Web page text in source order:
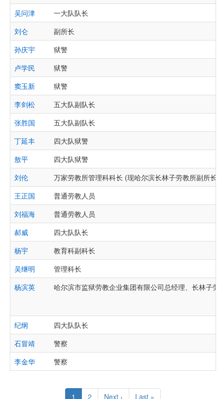
吴问津
一大队队长
刘仑
副所长
孙庆宇
狱警
卢学民
狱警
窦玉新
狱警
李剑松
五大队副队长
张胜国
五大队副队长
丁延丰
四大队狱警
敖平
四大队狱警
刘伦
万家劳教所管理科科长 (现哈尔滨长林子劳教所副所长)
王正国
普通劳教人员
刘福海
普通劳教人员
郝威
四大队队长
杨宇
教育科副科长
吴继明
管理科长
杨滨英
哈尔滨市监狱劳教企业集团有限公司总经理、长林子
纪纲
四大队队长
石冒靖
警察
李金华
警察
Current
1 Page
2 Next
Next › Last
Last »